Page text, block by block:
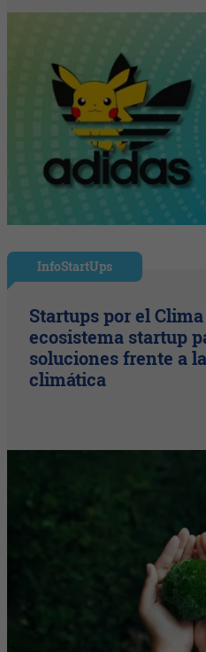
InfoStartUps
Startups por el
ecosistema startup
soluciones frente a
climática